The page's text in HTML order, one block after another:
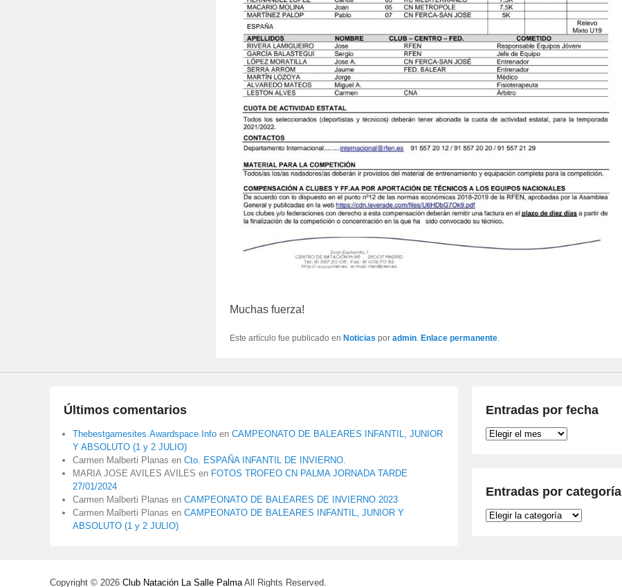
Muchas fuerza!
Este artículo fue publicado en Noticias por admin. Enlace permanente.
Últimos comentarios
Thebestgamesites.Awardspace.Info en CAMPEONATO DE BALEARES INFANTIL, JUNIOR
Y ABSOLUTO (1 y 2 JULIO)
Carmen Malberti Planas en Cto. ESPAÑA INFANTIL DE INVIERNO.
MARIA JOSE AVILES AVILES en FOTOS TROFEO CN PALMA JORNADA TARDE
27/01/2024
Carmen Malberti Planas en CAMPEONATO DE BALEARES DE INVIERNO 2023
Carmen Malberti Planas en CAMPEONATO DE BALEARES INFANTIL, JUNIOR Y
ABSOLUTO (1 y 2 JULIO)
Entradas por fecha
Entradas
Entradas por categoría
Entradas
Copyright © 2026 Club Natación La Salle PalmaAll Rights Reserved.